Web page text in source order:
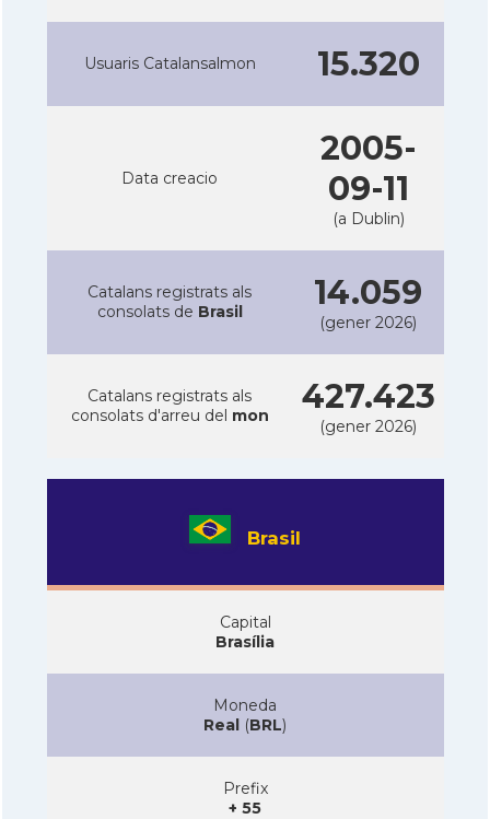
Usuaris Catalansalmon 15.320
Data creacio
2005-
09-11
(a Dublin)
Catalans registrats als
consolats de Brasil 14.059
(gener 2026)
Catalans registrats als
consolats d'arreu del mon 427.423
(gener 2026)
Brasil
Capital
Brasília
Moneda
Real (BRL)
Prefix
+ 55